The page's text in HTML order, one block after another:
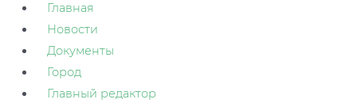
Главная
Новости
Документы
Город
Главный редактор